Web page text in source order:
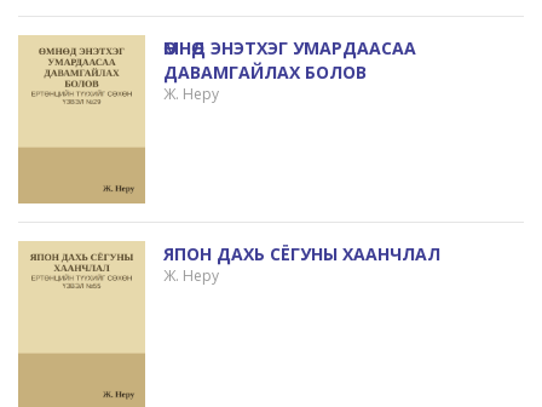
ӨМНӨД ЭНЭТХЭГ УМАРДААСАА
ДАВАМГАЙЛАХ БОЛОВ
Ж. Неру
ЯПОН ДАХЬ СЁГУНЫ ХААНЧЛАЛ
Ж. Неру